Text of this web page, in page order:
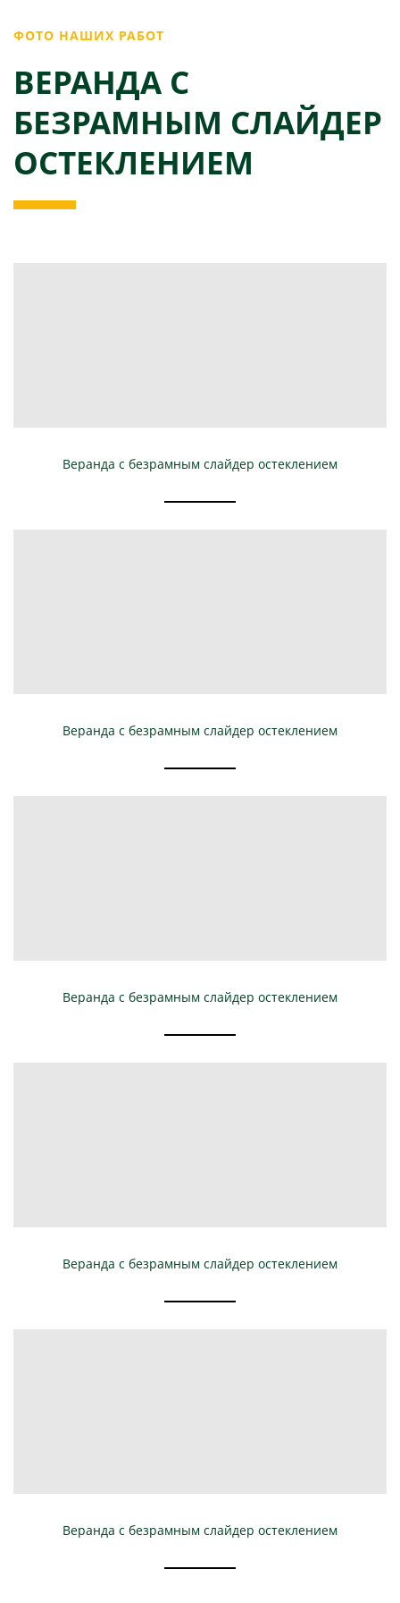
ФОТО НАШИХ РАБОТ
ВЕРАНДА С
БЕЗРАМНЫМ СЛАЙДЕР
ОСТЕКЛЕНИЕМ
Веранда с безрамным слайдер остеклением
Веранда с безрамным слайдер остеклением
Веранда с безрамным слайдер остеклением
Веранда с безрамным слайдер остеклением
Веранда с безрамным слайдер остеклением